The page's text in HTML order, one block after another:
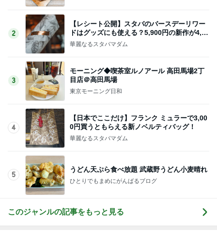
2
【レシート公開】スタバのバースデーリワー
ドはグッズにも使える？5,900円の新作が4,88
1円に
華麗なるスタバマダム
3
モーニング◆喫茶室ルノアール 高田馬場2丁
目店＠高田馬場
東京モーニング日和
4
【日本でここだけ】フランク ミュラーで3,00
0円買うともらえる新ノベルティバッグ！
華麗なるスタバマダム
5
うどん天ぷら食べ放題 武蔵野うどん小麦晴れ
ひとりでもまめにがんばるブログ
このジャンルの記事をもっと見る